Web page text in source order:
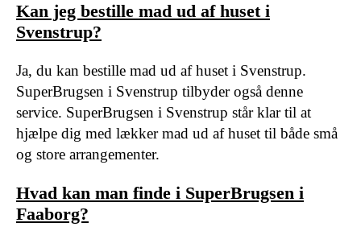
Kan jeg bestille mad ud af huset i
Svenstrup?
Ja, du kan bestille mad ud af huset i Svenstrup.
SuperBrugsen i Svenstrup tilbyder også denne
service. SuperBrugsen i Svenstrup står klar til at
hjælpe dig med lækker mad ud af huset til både små
og store arrangementer.
Hvad kan man finde i SuperBrugsen i
Faaborg?